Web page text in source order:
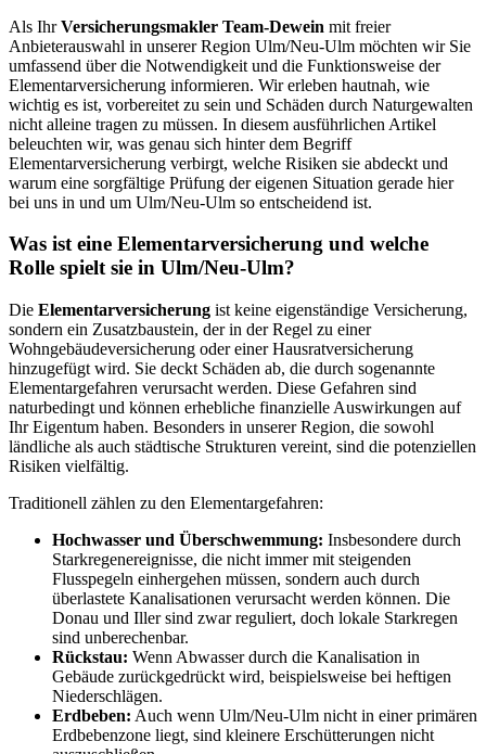
Als IhrVersicherungsmakler Team-Dewein mit freier
Anbieterauswahl in unserer Region Ulm/Neu-Ulm möchten wir Sie
umfassend über die Notwendigkeit und die Funktionsweise der
Elementarversicherung informieren. Wir erleben hautnah, wie
wichtig es ist, vorbereitet zu sein und Schäden durch Naturgewalten
nicht alleine tragen zu müssen. In diesem ausführlichen Artikel
beleuchten wir, was genau sich hinter dem Begriff
Elementarversicherung verbirgt, welche Risiken sie abdeckt und
warum eine sorgfältige Prüfung der eigenen Situation gerade hier
bei uns in und um Ulm/Neu-Ulm so entscheidend ist.
Was ist eine Elementarversicherung und welche
Rolle spielt sie in Ulm/Neu-Ulm?
Die Elementarversicherung ist keine eigenständige Versicherung,
sondern ein Zusatzbaustein, der in der Regel zu einer
Wohngebäudeversicherung oder einer Hausratversicherung
hinzugefügt wird. Sie deckt Schäden ab, die durch sogenannte
Elementargefahren verursacht werden. Diese Gefahren sind
naturbedingt und können erhebliche finanzielle Auswirkungen auf
Ihr Eigentum haben. Besonders in unserer Region, die sowohl
ländliche als auch städtische Strukturen vereint, sind die potenziellen
Risiken vielfältig.
Traditionell zählen zu den Elementargefahren:
Hochwasser und Überschwemmung: Insbesondere durch
Starkregenereignisse, die nicht immer mit steigenden
Flusspegeln einhergehen müssen, sondern auch durch
überlastete Kanalisationen verursacht werden können. Die
Donau und Iller sind zwar reguliert, doch lokale Starkregen
sind unberechenbar.
Rückstau: Wenn Abwasser durch die Kanalisation in
Gebäude zurückgedrückt wird, beispielsweise bei heftigen
Niederschlägen.
Erdbeben: Auch wenn Ulm/Neu-Ulm nicht in einer primären
Erdbebenzone liegt, sind kleinere Erschütterungen nicht